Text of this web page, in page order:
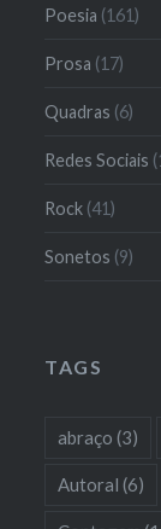
Poesia (161)
Prosa (17)
Quadras (6)
Redes Sociais
Rock (41)
Sonetos (9)
TAGS
abraço (3)
Autoral (6)